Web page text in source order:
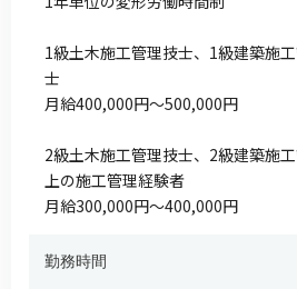
1級土木施工管理技士、1級建築施
士
月給400,000円～500,000円
2級土木施工管理技士、2級建築施
上の施工管理経験者
月給300,000円～400,000円
勤務時間